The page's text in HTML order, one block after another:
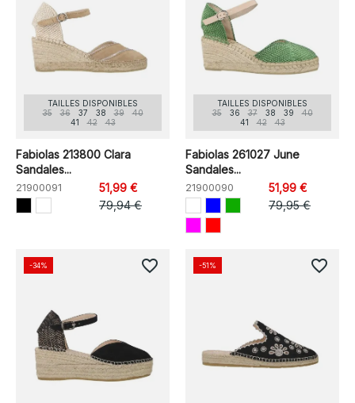
TAILLES DISPONIBLES
35
36 37 38 39
40
41
42 43
Fabiolas 213800 Clara
Sandales...
21900091
51,99 €
79,94 €
TAILLES DISPONIBLES
35
36 37 38 39
40
41
42 43
Fabiolas 261027 June
Sandales...
21900090
51,99 €
79,95 €
-34% favorite_border -51% favorite_border